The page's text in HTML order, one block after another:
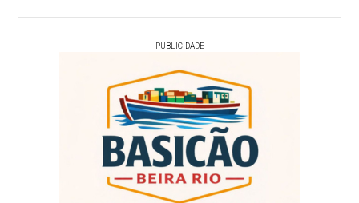
PUBLICIDADE